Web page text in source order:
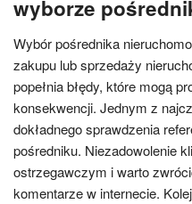
wyborze
Wybór pośrednika
zakupu lub sprzedaży
popełnia błędy, które mogą
konsekwencji. Jednym z
dokładnego sprawdzenia
pośredniku. Niezadowolenie
ostrzegawczym i warto
komentarze w internecie.